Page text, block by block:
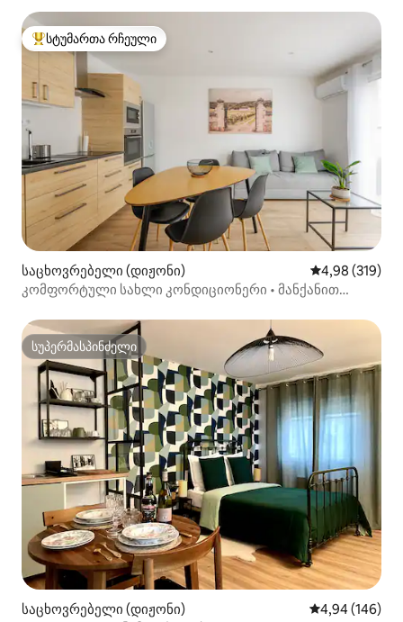
სტუმართა რჩეული მოწინავე ვარიანტი
სტუმართა რჩეული
საცხოვრებელი (დიჟონი) საშუალო
4,98 (319)
კომფორტული სახლი კონდიციონერი • მანქანით
სუპერმასპინძელი
სუპერმასპინძელი
საცხოვრებელი (დიჟონი) საშუალო
4,94 (146)